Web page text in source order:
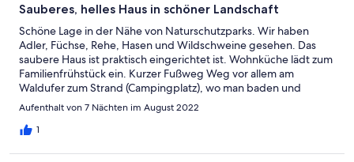
Sauberes, helles Haus in schöner Landschaft
Schöne Lage in der Nähe von Naturschutzparks. Wir haben
Adler, Füchse, Rehe, Hasen und Wildschweine gesehen. Das
saubere Haus ist praktisch eingerichtet ist. Wohnküche lädt zum
Familienfrühstück ein. Kurzer Fußweg Weg vor allem am
Waldufer zum Strand (Campingplatz), wo man baden und
Paddelboote leihen kann. Ausflugmöglichkeiten z.B. zum
Glasbrennen. Problemlose und flexible Betreuung durch
Eigentümerin und Verwalter vor Ort.
Aufenthalt von 7 Nächten im August 2022
1